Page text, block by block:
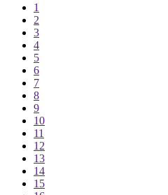
1
2
3
4
5
6
7
8
9
10
11
12
13
14
15